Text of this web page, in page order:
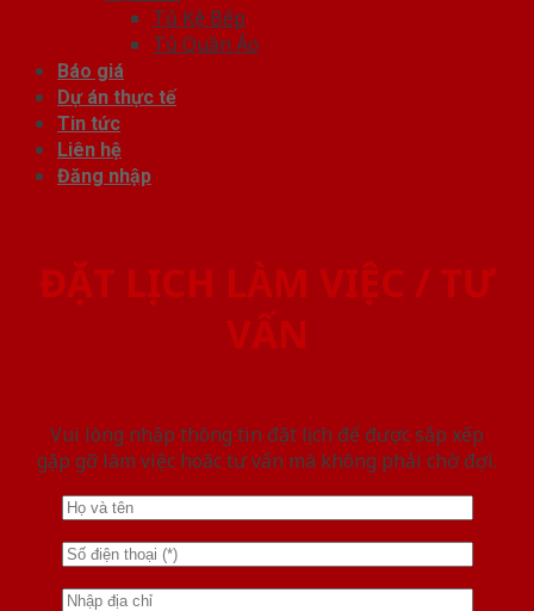
Tủ Kệ Bếp
Tủ Quần Áo
Báo giá
Dự án thực tế
Tin tức
Liên hệ
Đăng nhập
ĐẶT LỊCH LÀM VIỆC / TƯ
VẤN
Vui lòng nhập thông tin đặt lịch để được sắp xếp
gặp gỡ làm việc hoăc tư vấn mà không phải chờ đợi.